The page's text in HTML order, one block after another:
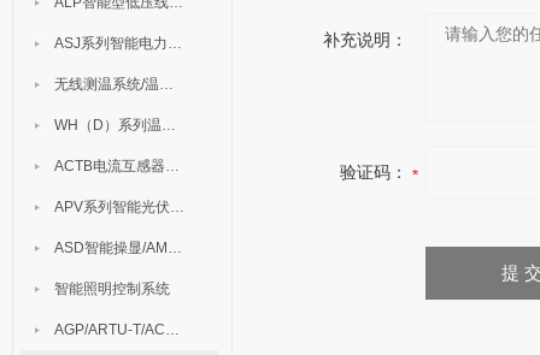
ASJ系列智能电力继电器
无线测温系统/温度巡检
WH（D）系列温湿度控制器
ACTB电流互感器过电压保护器
APV系列智能光伏汇流箱
ASD智能操显/AM中压保护
智能照明控制系统
AGP/ARTU-T/ACM/ADDC
补充说明：
验证码：